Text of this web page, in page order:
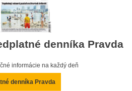
denníka Pravda
informácie na každý deň
denníka Pravda